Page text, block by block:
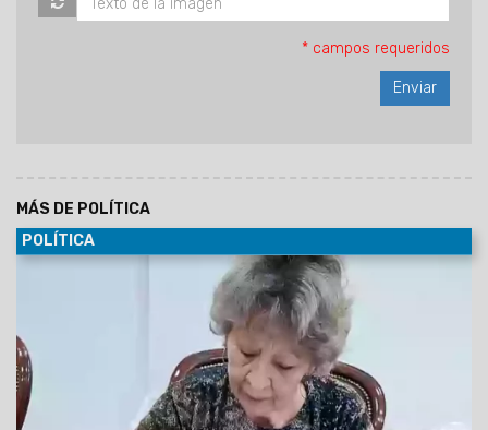
* campos requeridos
MÁS DE POLÍTICA
POLÍTICA
En medio de la crisis económica que golpea a
los jubilados, la concejal Mirta Edith Copes —integrante del
bloque de La Libertad Avanza en el Concejo Deliberante de
dejó trascender su descontento con la gestión
nacional y sembró dudas sobre si volverá a acompañar
a Javier Milei en una futura elección.